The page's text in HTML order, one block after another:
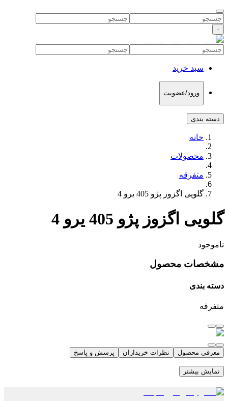
۰
سبد خرید
ورود/عضویت
دسته بندی
خانه
محصولات
متفرقه
گلویی اگزوز پژو 405 یرو 4
گلویی اگزوز پژو 405 یرو 4
ناموجود
مشخصات محصول
دسته بندی
متفرقه
معرفی محصول نظرات خریداران پرسش و پاسخ
نمایش بیشتر